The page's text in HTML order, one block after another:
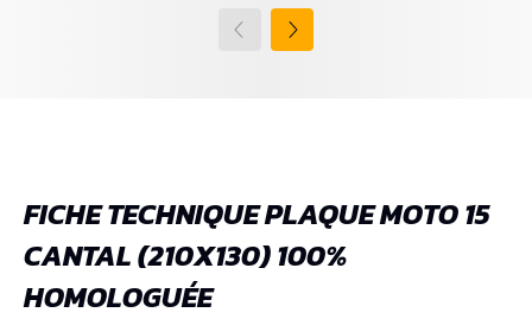
FICHE TECHNIQUE PLAQUE MOTO 15
CANTAL (210X130) 100%
HOMOLOGUÉE